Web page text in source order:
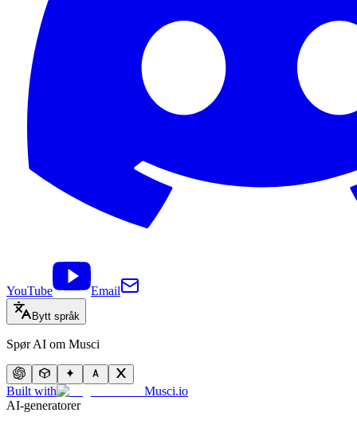
YouTube Email
Bytt språk
Spør AI om Musci
Built with
Musci.io
AI-generatorer